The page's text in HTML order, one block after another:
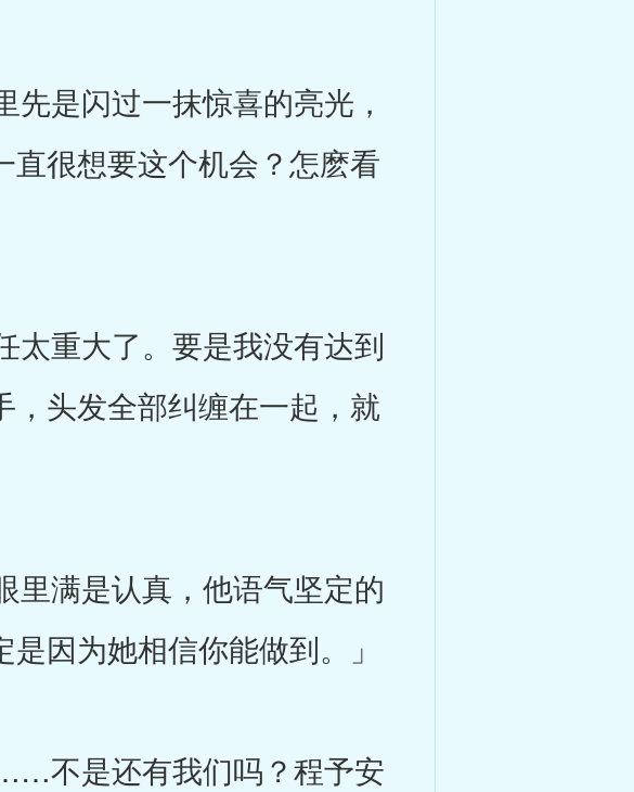
是闪过一抹惊喜的亮光，
很想要这个机会？怎麽看
重大了。要是我没有达到
，头发全部纠缠在一起，就
满是认真，他语气坚定的
因为她相信你能做到。」
不是还有我们吗？程予安